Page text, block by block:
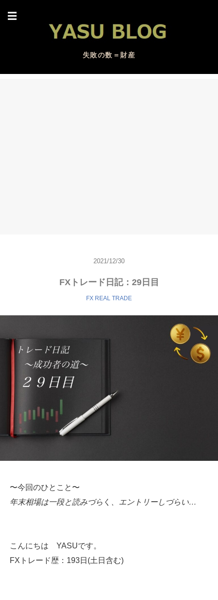
☰
失敗の数＝財産
2021/12/30
FXトレード日記：29日目
FX REAL TRADE
〜今回のひとこと〜
年末相場は一段と読みづら く 、エントリーしづらい…
こんにちは YASUです。
FXトレード歴：193日(土日含む)